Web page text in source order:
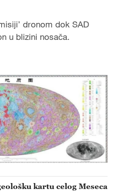
dronom dok SAD
u blizini nosača.
kartu celog Meseca